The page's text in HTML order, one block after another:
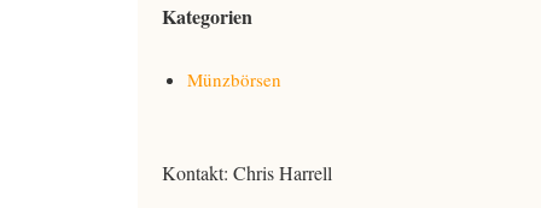
Kategorien
Münzbörsen
Kontakt: Chris Harrell